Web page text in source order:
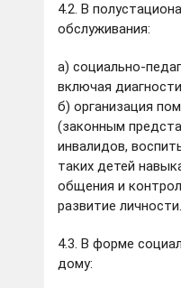
4.2. В
обслуживания:
а) социально-
включая
б) организация
(законным
инвалидов,
таких детей
общения и
развитие личности.
4.3. В форме
дому: